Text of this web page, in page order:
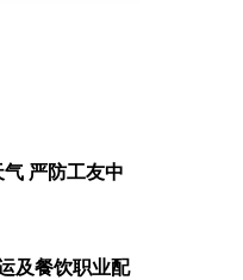
严防工友中
及餐饮职业配